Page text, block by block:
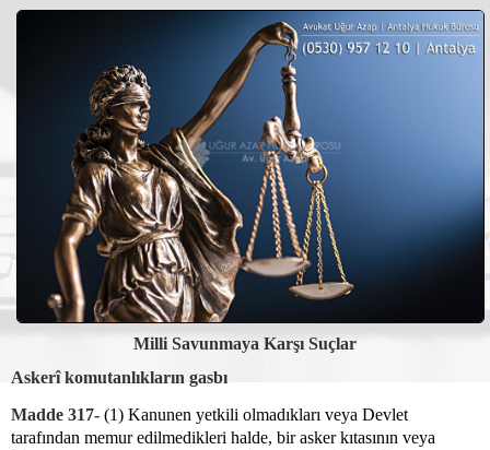
Milli Savunmaya Karşı Suçlar
Askerî komutanlıkların gasbı
Madde 317- (1) Kanunen yetkili olmadıkları veya Devlet
tarafından memur edilmedikleri halde, bir asker kıtasının veya